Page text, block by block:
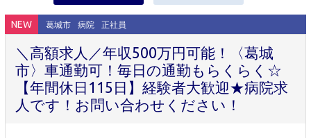
NEW 葛城市 病院 正社員
＼高額求人／年収500万円可能！〈葛城
市〉車通勤可！毎日の通勤もらくらく☆
【年間休日115日】経験者大歓迎★病院求
人です！お問い合わせください！